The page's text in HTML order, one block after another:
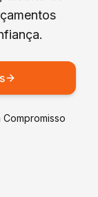
Compromisso